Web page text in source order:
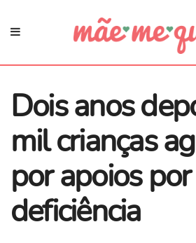
Dois anos
mil crianças
por apoios por
deficiência